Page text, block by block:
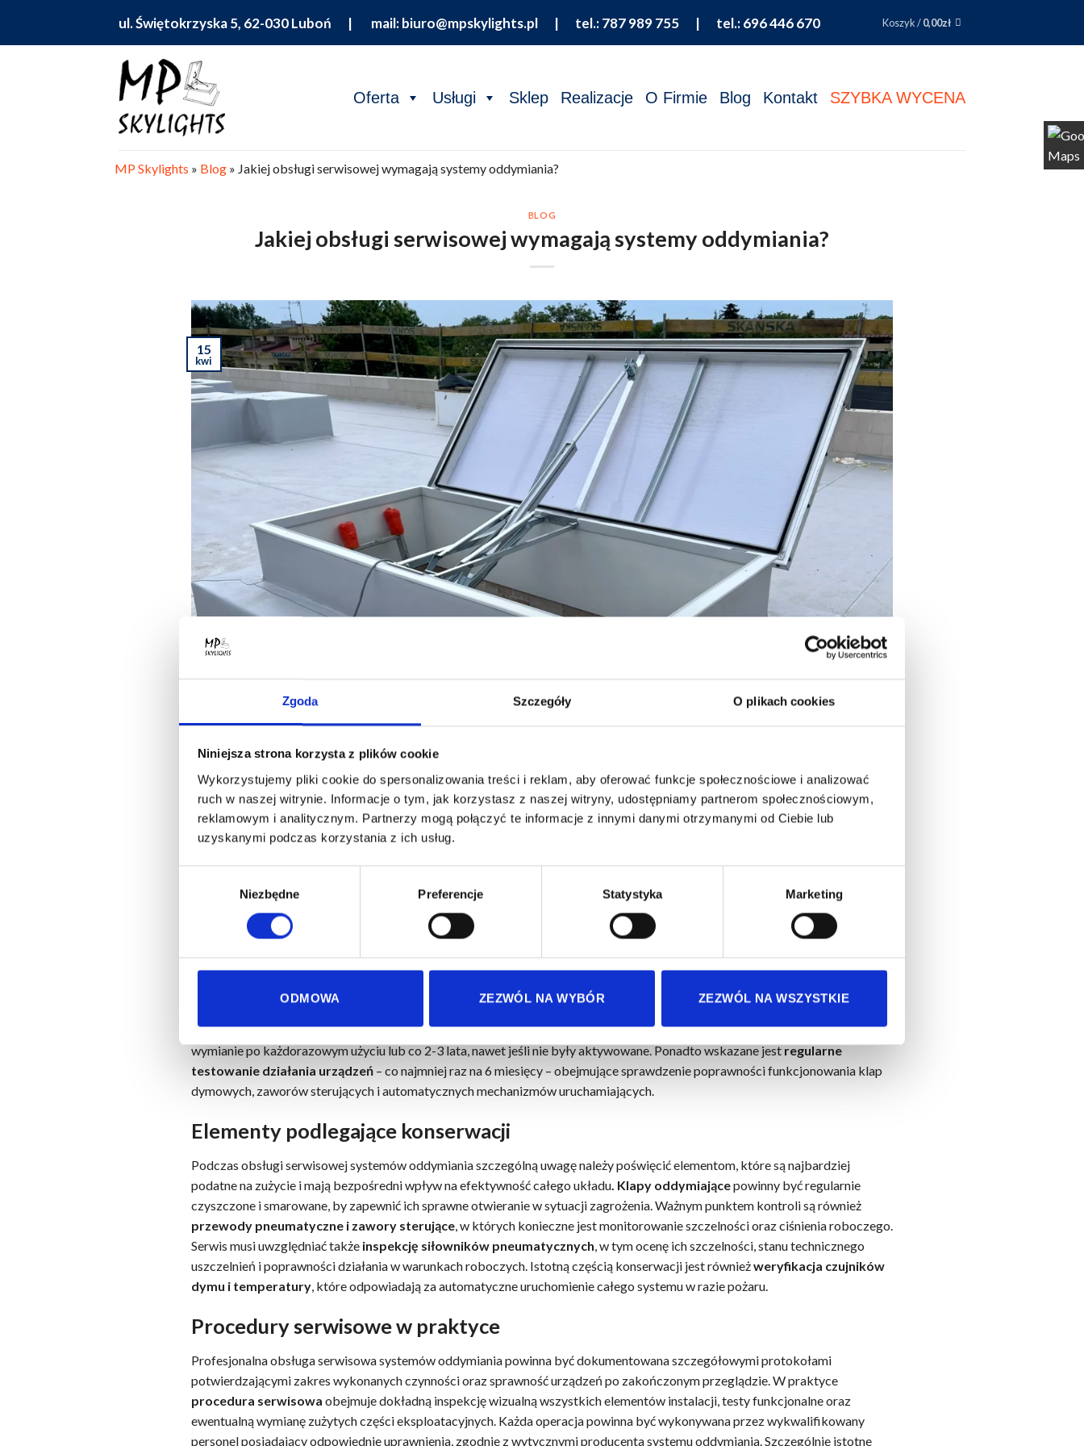
Zgoda Szczegóły O plikach cookies
Niniejsza strona korzysta z plików cookie
Wykorzystujemy pliki cookie do spersonalizowania treści i reklam, aby oferować funkcje społecznościowe i analizować
ruch w naszej witrynie. Informacje o tym, jak korzystasz z naszej witryny, udostępniamy partnerom społecznościowym,
reklamowym i analitycznym. Partnerzy mogą połączyć te informacje z innymi danymi otrzymanymi od Ciebie lub
uzyskanymi podczas korzystania z ich usług.
Niezbędne Preferencje Statystyka Marketing
ODMOWA ZEZWÓL NA WYBÓR ZEZWÓL NA WSZYSTKIE
content
ul. Świętokrzyska 5, 62-030 Luboń | mail: biuro@mpskylights.pl | tel.: 787 989 755 | tel.: 696 446 670 Koszyk /0,00zł
Oferta Usługi Sklep Realizacje O Firmie Blog Kontakt SZYBKA WYCENA
MP Skylights » Blog » Jakiej obsługi serwisowej wymagają systemy oddymiania?
BLOG
Jakiej obsługi serwisowej wymagają systemy oddymiania?
15
kwi
oddymiania oraz jak często należy ją przeprowadzać, aby utrzymać pełną gotowość urządzeń na wypadek zagrożenia pożarem.
Częstotliwość przeglądów serwisowych
Systemy oddymiania muszą być regularnie poddawane przeglądom technicznym, których minimalną częstotliwość reguluje
prawo budowlane oraz przepisy przeciwpożarowe. Standardowo zaleca się wykonywanie przeglądów
nie rzadziej niż raz na
pneumatycznych systemów oddymianiaszczególnie ważne jest sprawdzanie stanu nabojów z gazem CO2, które podlegają
wymianie po każdorazowym użyciu lub co 2-3 lata, nawet jeśli nie były aktywowane. Ponadto wskazane jest regularne
testowanie działania urządzeń – co najmniej raz na 6 miesięcy – obejmujące sprawdzenie poprawności funkcjonowania klap
dymowych, zaworów sterujących i automatycznych mechanizmów uruchamiających.
Elementy podlegające konserwacji
Podczas obsługi serwisowej systemów oddymiania szczególną uwagę należy poświęcić elementom, które są najbardziej
podatne na zużycie i mają bezpośredni wpływ na efektywność całego układu. Klapy oddymiającepowinny być regularnie
czyszczone i smarowane, by zapewnić ich sprawne otwieranie w sytuacji zagrożenia. Ważnym punktem kontroli są również
przewody pneumatyczne i zawory sterujące, w których konieczne jest monitorowanie szczelności oraz ciśnienia roboczego.
Serwis musi uwzględniać także inspekcję siłowników pneumatycznych, w tym ocenę ich szczelności, stanu technicznego
uszczelnień i poprawności działania w warunkach roboczych. Istotną częścią konserwacji jest równieżweryfikacja czujników
dymu i temperatury, które odpowiadają za automatyczne uruchomienie całego systemu w razie pożaru.
Procedury serwisowe w praktyce
Profesjonalna obsługa serwisowa systemów oddymiania powinna być dokumentowana szczegółowymi protokołami
potwierdzającymi zakres wykonanych czynności oraz sprawność urządzeń po zakończonym przeglądzie. W praktyce
procedura serwisowa obejmuje dokładną inspekcję wizualną wszystkich elementów instalacji, testy funkcjonalne oraz
ewentualną wymianę zużytych części eksploatacyjnych. Każda operacja powinna być wykonywana przez wykwalifikowany
personel posiadający odpowiednie uprawnienia, zgodnie z wytycznymi producenta systemu oddymiania. Szczególnie istotne